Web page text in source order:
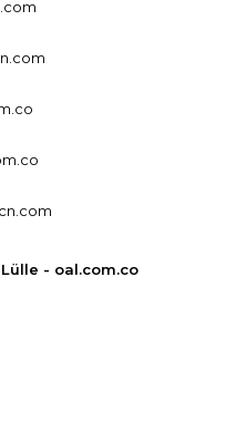
- oal.com.co